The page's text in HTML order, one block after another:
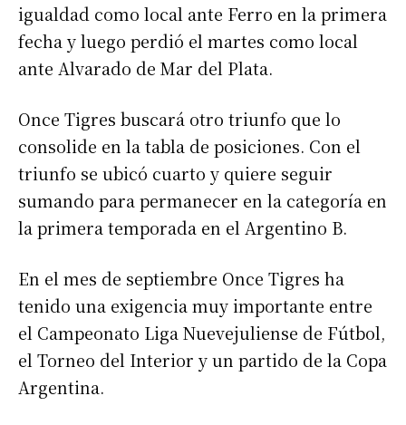
igualdad como local ante Ferro en la primera
fecha y luego perdió el martes como local
ante Alvarado de Mar del Plata.
Once Tigres buscará otro triunfo que lo
consolide en la tabla de posiciones. Con el
triunfo se ubicó cuarto y quiere seguir
sumando para permanecer en la categoría en
la primera temporada en el Argentino B.
En el mes de septiembre Once Tigres ha
tenido una exigencia muy importante entre
el Campeonato Liga Nuevejuliense de Fútbol,
el Torneo del Interior y un partido de la Copa
Argentina.